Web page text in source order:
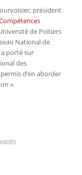
président
de Poitiers
National de
a porté sur
des
d’en aborder
».